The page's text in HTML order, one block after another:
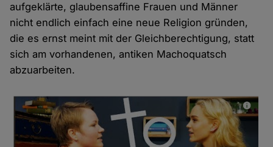
aufgeklärte, glaubensaffine Frauen und Männer
nicht endlich einfach eine neue Religion gründen,
die es ernst meint mit der Gleichberechtigung, statt
sich am vorhandenen, antiken Machoquatsch
abzuarbeiten.